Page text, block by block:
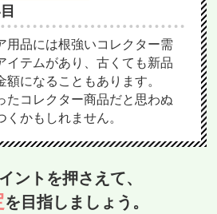
用品には根強いコレクター需
イテムがあり、古くても新品
額になることもあります。
たコレクター商品だと思わぬ
かもしれません。
ントを押さえて、
を目指しましょう。